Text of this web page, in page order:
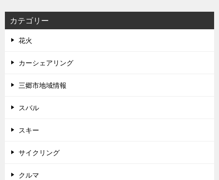
カテゴリー
花火
カーシェアリング
三郷市地域情報
スバル
スキー
サイクリング
クルマ